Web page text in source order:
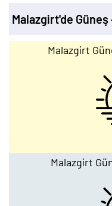
Malazgirt'de
Malazgirt
Malazgirt